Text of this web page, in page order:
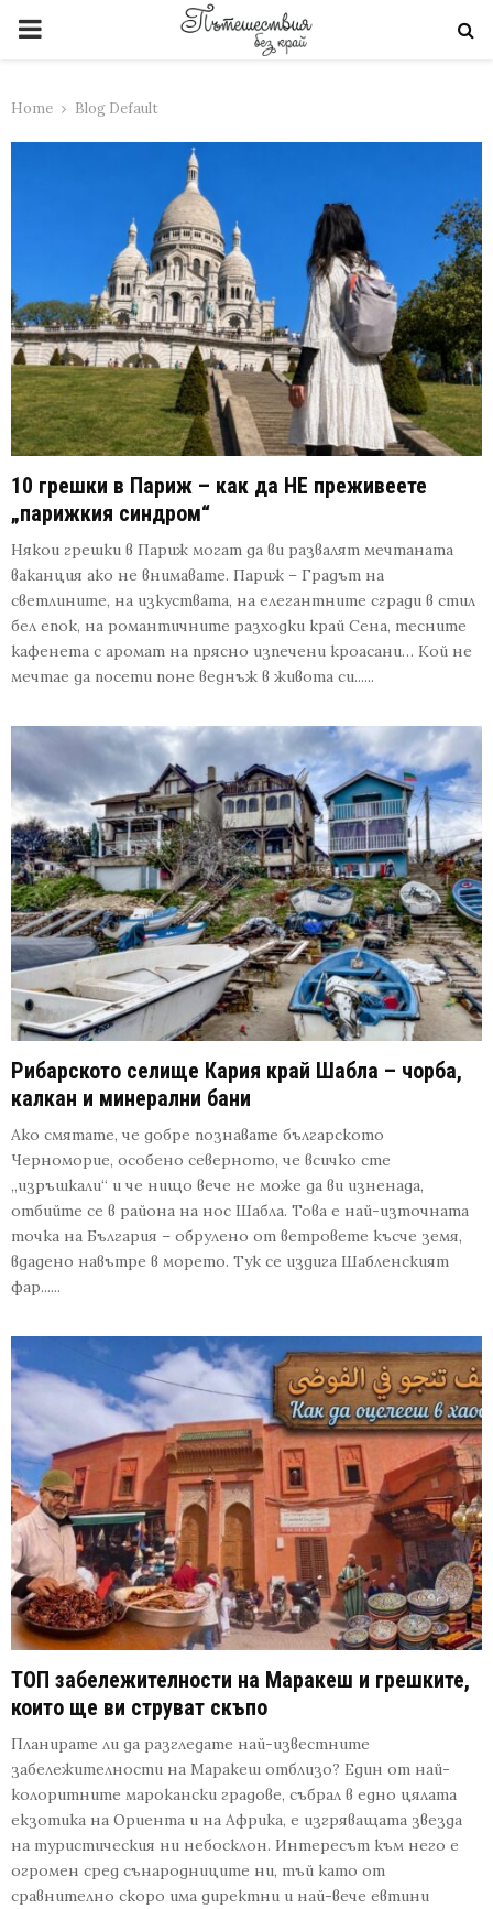
PRIMARY
Home Blog Default
10 грешки в Париж – как да НЕ преживеете
„парижкия синдром“
Някои грешки в Париж могат да ви развалят мечтаната
ваканция ако не внимавате. Париж – Градът на
светлините, на изкуствата, на елегантните сгради в стил
бел епок, на романтичните разходки край Сена, тесните
кафенета с аромат на прясно изпечени кроасани… Кой не
мечтае да посети поне веднъж в живота си......
Рибарското селище Кария край Шабла – чорба,
калкан и минерални бани
Ако смятате, че добре познавате българското
Черноморие, особено северното, че всичко сте
„изръшкали“ и че нищо вече не може да ви изненада,
отбийте се в района на нос Шабла. Това е най-източната
точка на България – обрулено от ветровете късче земя,
вдадено навътре в морето. Тук се издига Шабленският
фар......
ТОП забележителности на Маракеш и грешките,
които ще ви струват скъпо
Планирате ли да разгледате най-известните
забележителности на Маракеш отблизо? Един от най-
колоритните марокански градове, събрал в едно цялата
екзотика на Ориента и на Африка, е изгряващата звезда
на туристическия ни небосклон. Интересът към него е
огромен сред сънародниците ни, тъй като от
сравнително скоро има директни и най-вече евтини